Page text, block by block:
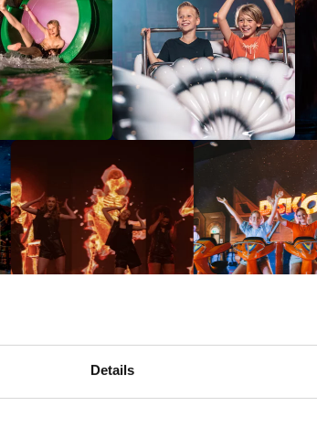
Details